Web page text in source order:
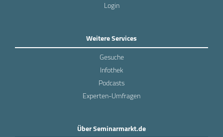
Login
Weitere Services
Gesuche
Infothek
Podcasts
Experten-Umfragen
Über Seminarmarkt.de